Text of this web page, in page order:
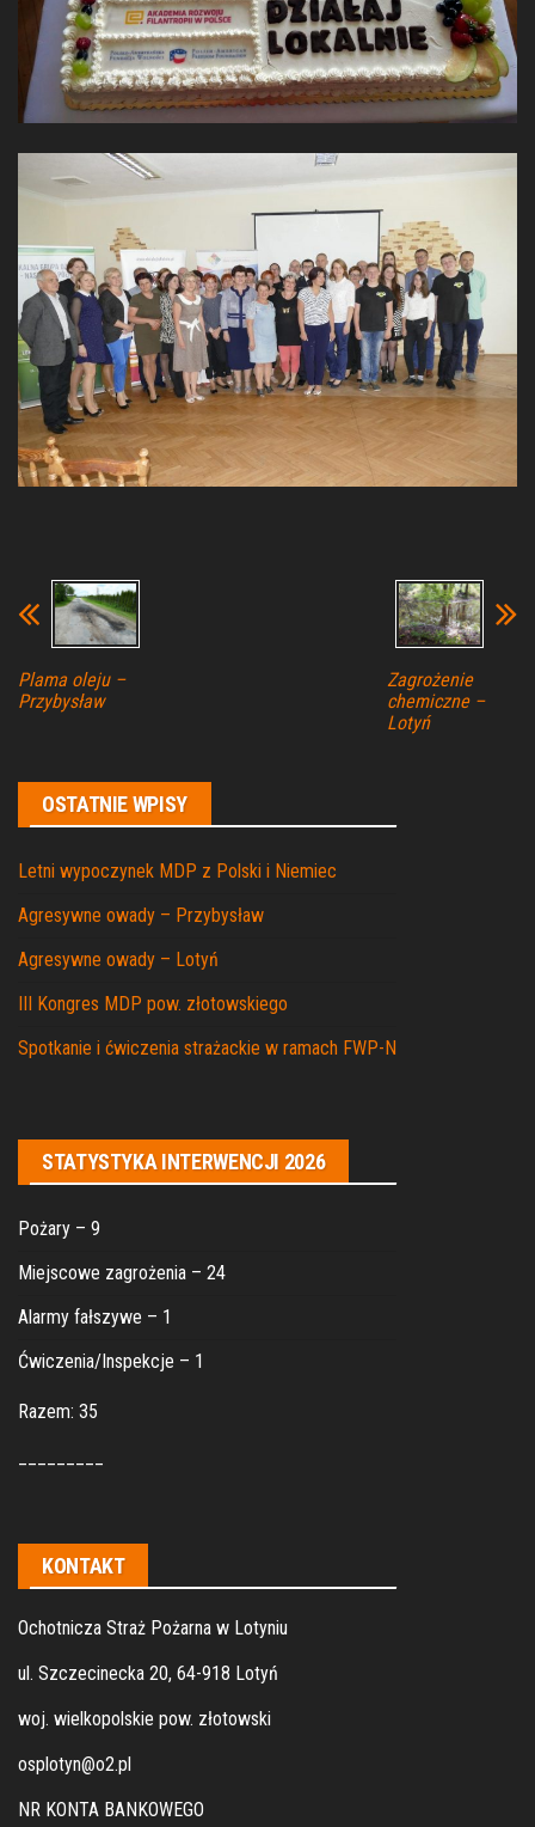
Plama oleju –
Przybysław
Zagrożenie
chemiczne –
Lotyń
OSTATNIE WPISY
Letni wypoczynek MDP z Polski i Niemiec
Agresywne owady – Przybysław
Agresywne owady – Lotyń
III Kongres MDP pow. złotowskiego
Spotkanie i ćwiczenia strażackie w ramach FWP-N
STATYSTYKA INTERWENCJI 2026
Pożary – 9
Miejscowe zagrożenia – 24
Alarmy fałszywe – 1
Ćwiczenia/Inspekcje – 1
Razem: 35
KONTAKT
Ochotnicza Straż Pożarna w Lotyniu
ul. Szczecinecka 20, 64-918 Lotyń
woj. wielkopolskie pow. złotowski
osplotyn@o2.pl
NR KONTA BANKOWEGO